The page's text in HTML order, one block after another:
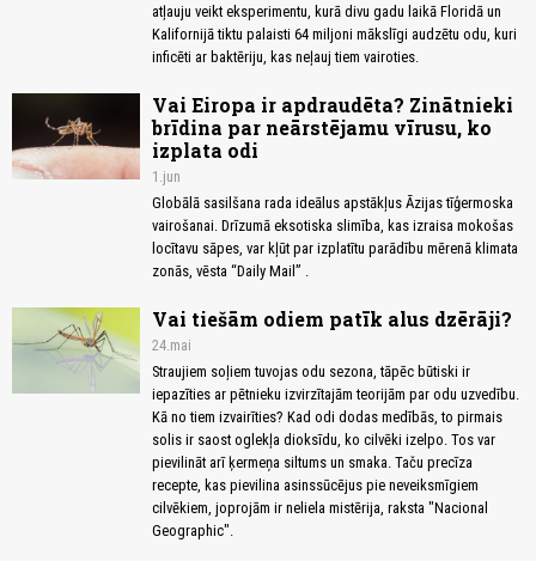
atļauju veikt eksperimentu, kurā divu gadu laikā Floridā un
Kalifornijā tiktu palaisti 64 miljoni mākslīgi audzētu odu, kuri
inficēti ar baktēriju, kas neļauj tiem vairoties.
Vai Eiropa ir apdraudēta? Zinātnieki
brīdina par neārstējamu vīrusu, ko
izplata odi
1.jun
Globālā sasilšana rada ideālus apstākļus Āzijas tīģermoska
vairošanai. Drīzumā eksotiska slimība, kas izraisa mokošas
locītavu sāpes, var kļūt par izplatītu parādību mērenā klimata
zonās, vēsta “Daily Mail” .
Vai tiešām odiem patīk alus dzērāji?
24.mai
Straujiem soļiem tuvojas odu sezona, tāpēc būtiski ir
iepazīties ar pētnieku izvirzītajām teorijām par odu uzvedību.
Kā no tiem izvairīties? Kad odi dodas medībās, to pirmais
solis ir saost oglekļa dioksīdu, ko cilvēki izelpo. Tos var
pievilināt arī ķermeņa siltums un smaka. Taču precīza
recepte, kas pievilina asinssūcējus pie neveiksmīgiem
cilvēkiem, joprojām ir neliela mistērija, raksta "Nacional
Geographic".